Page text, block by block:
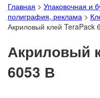
Главная > Упаковочная и
полиграфия, реклама >
Акриловый клей TeraPack
Акриловый
6053 В